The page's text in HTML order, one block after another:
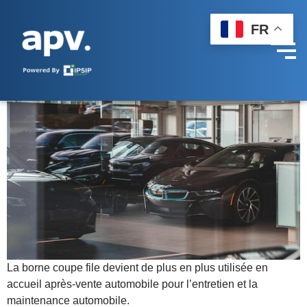
Borne coupe file, soulager la
réception après-vente en
concession.
La borne coupe file devient de plus en plus utilisée en
accueil après-vente automobile pour l’entretien et la
maintenance automobile.
FR